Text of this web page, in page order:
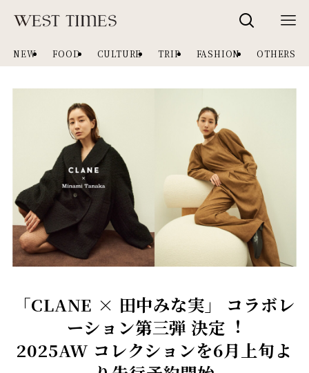
NEW FOOD CULTURE TRIP FASHION OTHERS
「CLANE × ⽥中みな実」 コラボレ
ーション第三弾 決定︕
2025AW コレクションを6⽉上旬よ